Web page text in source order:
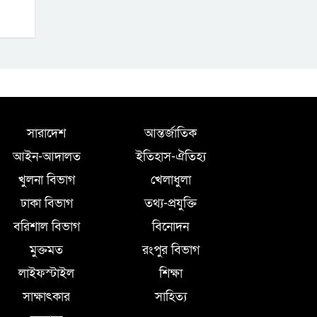
সারাদেশ
আন্তর্জাতিক
আইন-আদালত
ইতিহাস-ঐতিহ্য
খুলনা বিভাগ
খেলাধুলা
ঢাকা বিভাগ
তথ্য-প্রযুক্তি
বরিশাল বিভাগ
বিনোদন
মুক্তমত
রংপুর বিভাগ
লাইফস্টাইল
শিক্ষা
সাক্ষাৎকার
সাহিত্য